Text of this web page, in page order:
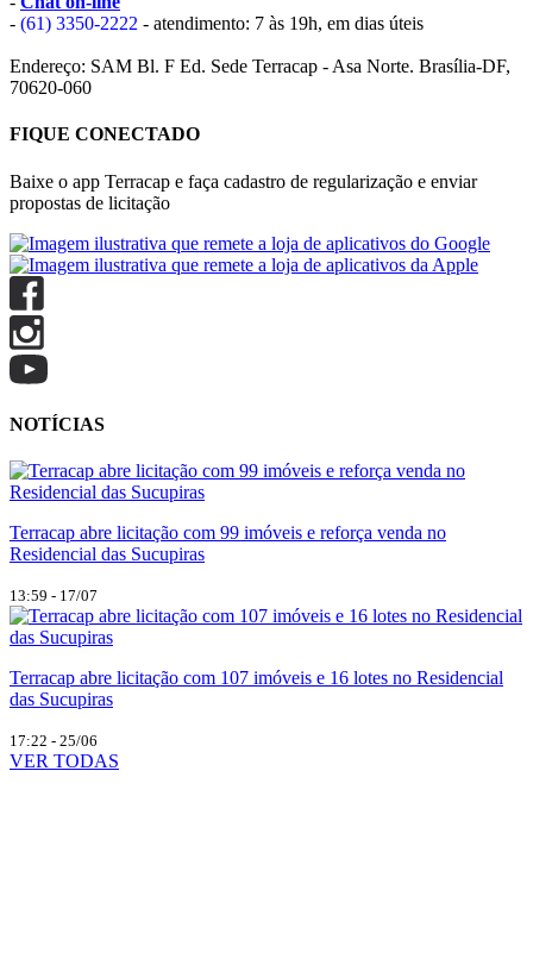
- (61) 3350-2222 - atendimento: 7 às 19h, em dias úteis
Endereço: SAM Bl. F Ed. Sede Terracap - Asa Norte. Brasília-DF,
70620-060
FIQUE CONECTADO
Baixe o app Terracap e faça cadastro de regularização e enviar
propostas de licitação
NOTÍCIAS
Terracap abre licitação com 99 imóveis e reforça venda no
Residencial das Sucupiras
13:59 - 17/07
Terracap abre licitação com 107 imóveis e 16 lotes no Residencial
das Sucupiras
17:22 - 25/06
VER TODAS